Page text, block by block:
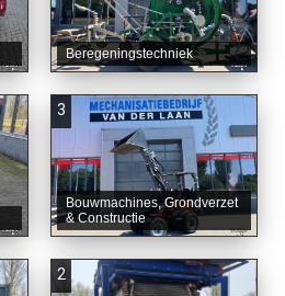
Beregeningstechniek
3
Bouwmachines, Grondverzet
& Constructie
2